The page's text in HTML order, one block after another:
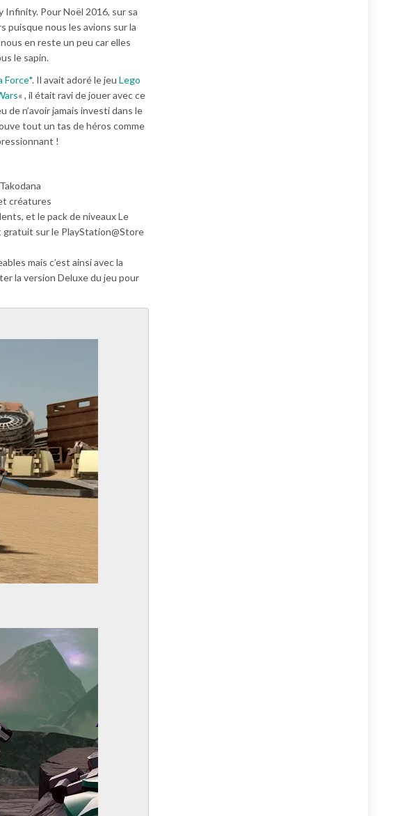
Infinity. Pour Noël 2016, sur sa
puisque nous les avions sur la
en reste un peu car elles
le sapin.
Force*. Il avait adoré le jeu Lego
« , il était ravi de jouer avec ce
de n’avoir jamais investi dans le
tout un tas de héros comme
!
créatures
et le pack de niveaux Le
gratuit sur le PlayStation@Store
mais c’est ainsi avec la
la version Deluxe du jeu pour